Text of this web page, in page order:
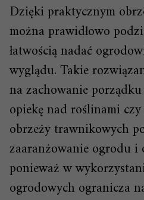
Dzięki praktycznym
można prawidłowo
łatwością nadać
wyglądu. Takie
na zachowanie
opiekę nad roślinami
obrzeży trawnikowych
zaaranżowanie ogrodu i
ponieważ w
ogrodowych ogranicza